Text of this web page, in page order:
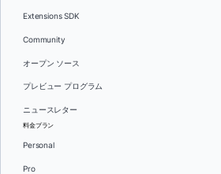
Extensions SDK
Community
オープン ソース
プレビュー プログラム
ニュースレター
料金プラン
Personal
Pro